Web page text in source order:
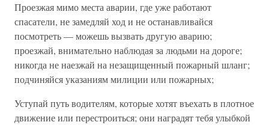
Проезжая мимо места аварии, где уже работают
спасатели, не замедляй ход и не останавливайся
посмотреть — можешь вызвать другую аварию;
проезжай, внимательно наблюдая за людьми на дороге;
никогда не наезжай на незащищенный пожарный шланг;
подчиняйся указаниям милиции или пожарных;
Уступай путь водителям, которые хотят въехать в плотное
движение или перестроиться; они наградят тебя улыбкой